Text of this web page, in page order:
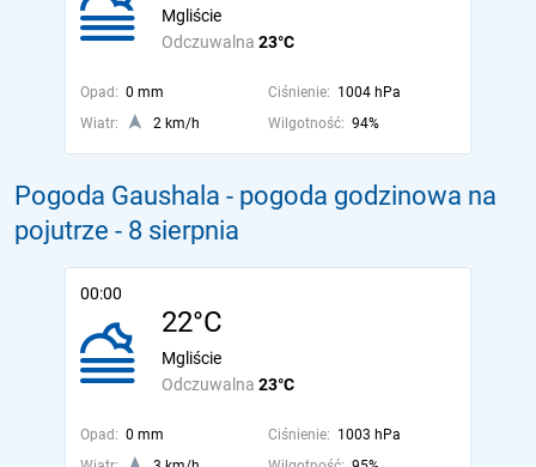
Odczuwalna 23°C
Mgliście
Opad: 0 mm Ciśnienie: 1004 hPa
Wiatr:
2 km/h Wilgotność: 94%
Pogoda Gaushala - pogoda godzinowa na
pojutrze - 8 sierpnia
00:00
22°C
Odczuwalna 23°C
Mgliście
Opad: 0 mm Ciśnienie: 1003 hPa